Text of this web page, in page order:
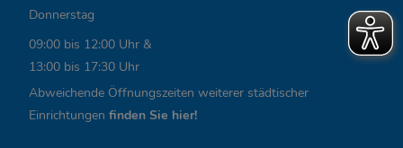
n
k
s
,
Donnerstag
09:00 bis 12:00 Uhr &
13:00 bis 17:30 Uhr
Abweichende Öffnungszeiten weiterer städtischer
Einrichtungen finden Sie hier!